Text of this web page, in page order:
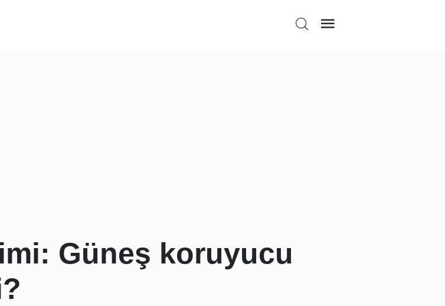
Güneş koruyucu